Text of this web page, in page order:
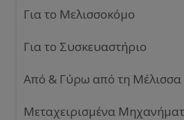
Για το Μελισσοκόμο
Για το Συσκευαστήριο
Από & Γύρω από τη Μέλισσα
Μεταχειρισμένα